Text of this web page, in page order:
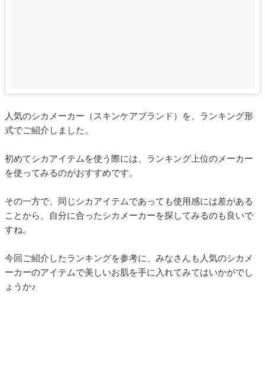
人気のシカメーカー（スキンケアブランド）を、ランキング形
式でご紹介しました。
初めてシカアイテムを使う際には、ランキング上位のメーカー
を使ってみるのがおすすめです。
その一方で、同じシカアイテムであっても使用感には差がある
ことから、自分に合ったシカメーカーを探してみるのも良いで
すね。
今回ご紹介したランキングを参考に、みなさんも人気のシカメ
ーカーのアイテムで美しいお肌を手に入れてみてはいかがでし
ょうか♪